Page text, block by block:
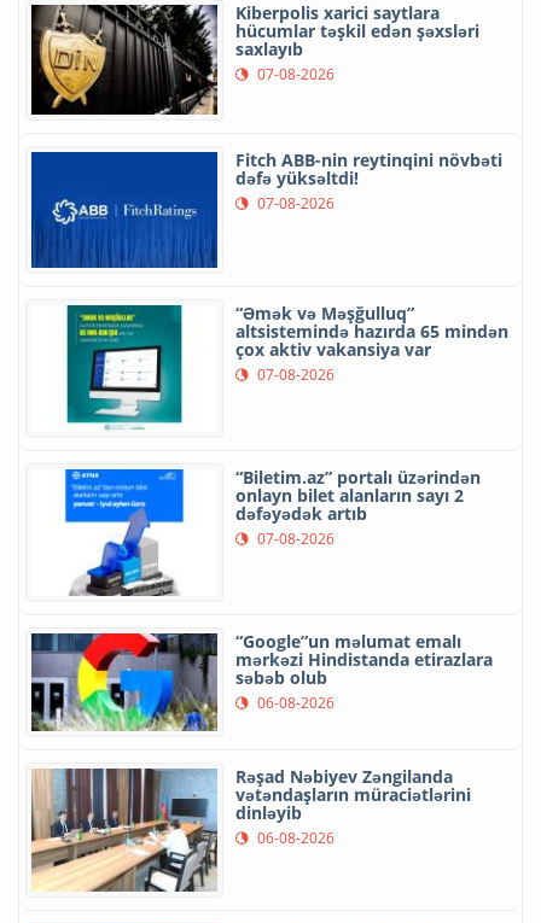
Kiberpolis xarici saytlara
hücumlar təşkil edən şəxsləri
saxlayıb
07-08-2026
Fitch ABB-nin reytinqini növbəti
dəfə yüksəltdi!
07-08-2026
“Əmək və Məşğulluq”
altsistemində hazırda 65 mindən
çox aktiv vakansiya var
07-08-2026
“Biletim.az” portalı üzərindən
onlayn bilet alanların sayı 2
dəfəyədək artıb
07-08-2026
“Google”un məlumat emalı
mərkəzi Hindistanda etirazlara
səbəb olub
06-08-2026
Rəşad Nəbiyev Zəngilanda
vətəndaşların müraciətlərini
dinləyib
06-08-2026